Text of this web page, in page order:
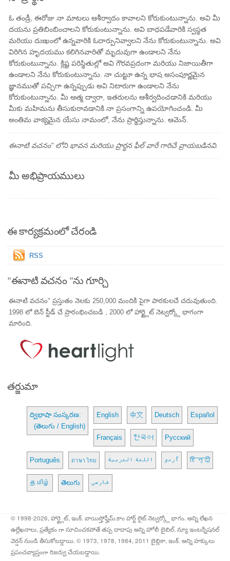
ఓ తండ్రీ, ఈరోజు నా మాటలు ఆశీర్వాదం కావాలని కోరుకుంటున్నాను. అవి మీ
దయను ప్రతిబింబించాలని కోరుకుంటున్నాను. అవి బాధపడేవారికి స్వస్థత
మరియు దుఃఖంలో ఉన్నవారికి ఓదార్పునివ్వాలని నేను కోరుకుంటున్నాను. అవి
విరిగిన హృదయము కలిగినవారితో మృదువుగా ఉండాలని నేను
కోరుకుంటున్నాను. క్లిష్ట పరిస్థితుల్లో అవి గౌరవప్రదంగా మరియు నిజాయితీగా
ఉండాలని నేను కోరుకుంటున్నాను. నా చుట్టూ ఉన్న భాష అసంపూర్ణమైన
జ్ఞానముతో పచ్చిగా ఉన్నప్పుడు అవి నిటారుగా ఉండాలని నేను
కోరుకుంటున్నాను. మీ ఆత్మ ద్వారా, ఇతరులను ఆశీర్వదించడానికి మరియు
మీకు మహిమను తీసుకురావడానికి నా ప్రసంగాన్ని ఉపయోగించండి. మీ
అంతిమ వాక్యమైన యేసు నామంలో, నేను ప్రార్థిస్తున్నాను. ఆమెన్.
ఈనాటి వచనం" లోని భావన మరియు ప్రార్థన ఫీల్ వారే గారిచే వ్రాయబడినవి.
మీ అభిప్రాయములు
ఈ కార్యక్రమంలో చేరండి
RSS
"ఈనాటి వచనం "ను గూర్చి
ఈనాటి వచనం" ప్రస్తుతం నెలకు 250,000 మందికి పైగా పాఠకులచే చదువుతుంది.
1998 లో బెన్ స్టీడ్ చే ప్రారంభించబడి , 2000 లో హార్ట్లైట్ నెట్వర్క్లో భాగంగా
మారింది.
తర్జుమా
ద్విభాషా సంస్కరణ:
(తెలుగు / English)
English 中文 Deutsch Español
Français 한국어 Русский
Português ภาษาไทย اللغة العربية اُردو हिन्दी
தமிழ் తెలుగు فارسی
© 1998-2026, హార్ట్లైట్, ఇంక్. వాయిస్హోఫ్హీమ్.కాం హార్ట్ లైట్ నెట్వర్క్లో భాగం. అన్ని లేఖన
ఉల్లేఖనాలు, ప్రత్యేకం గా సూచించకపోతే తప్ప దాదాపు అన్ని హోలీ బైబిల్, న్యూ ఇంటర్నేషనల్
వెర్షన్ నుండి తీసుకోబడ్డాయి. © 1973, 1978, 1984, 2011 బైబ్లికా, ఇంక్. అన్ని హక్కులు
ప్రపంచవ్యాప్తంగా రిజర్వు చేయబడ్డాయి.